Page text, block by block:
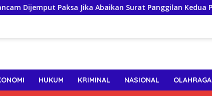
Paksa Jika Abaikan Surat Panggilan Kedua Penyidik
HUKUM KRIMINAL NASIONAL OLAHRAGA